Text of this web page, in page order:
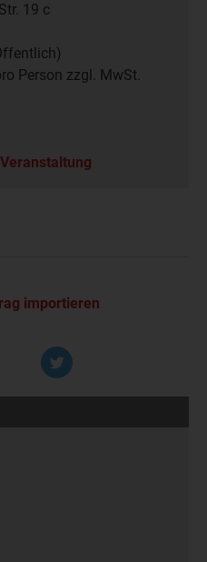
19 c
Person zzgl. MwSt.
importieren